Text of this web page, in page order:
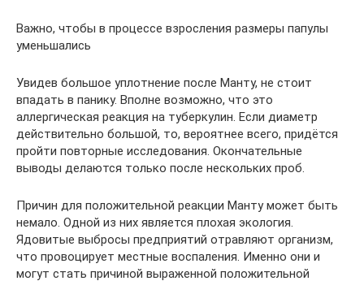
Важно, чтобы в процессе взросления размеры папулы
уменьшались
Увидев большое уплотнение после Манту, не стоит
впадать в панику. Вполне возможно, что это
аллергическая реакция на туберкулин. Если диаметр
действительно большой, то, вероятнее всего, придётся
пройти повторные исследования. Окончательные
выводы делаются только после нескольких проб.
Причин для положительной реакции Манту может быть
немало. Одной из них является плохая экология.
Ядовитые выбросы предприятий отравляют организм,
что провоцирует местные воспаления. Именно они и
могут стать причиной выраженной положительной